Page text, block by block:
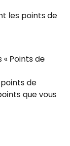
les points de
Points de
de
que vous